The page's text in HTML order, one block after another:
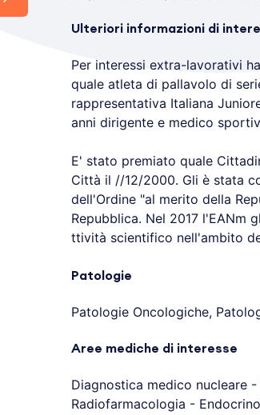
Ulteriori informazioni di
Per interessi extra-lavorativi
quale atleta di pallavolo di
rappresentativa Italiana
anni dirigente e medico
E' stato premiato quale
Città il //12/2000. Gli è stata
dell'Ordine "al merito della
Repubblica. Nel 2017 l'EANm
ttività scientifico nell'ambito
Patologie
Patologie Oncologiche,
Aree mediche di interesse
Diagnostica medico nucleare
Radiofarmacologia -